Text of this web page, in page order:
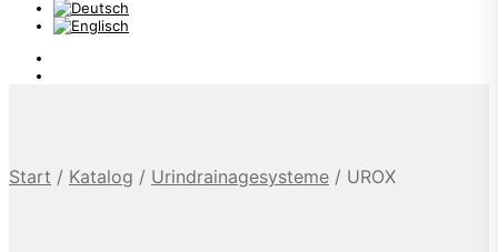
Start / Katalog / Urindrainagesysteme / UROX